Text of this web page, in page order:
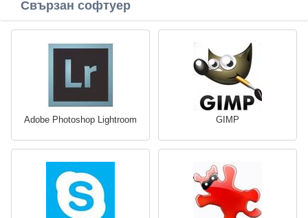
Свързан софтуер
Adobe Photoshop Lightroom GIMP